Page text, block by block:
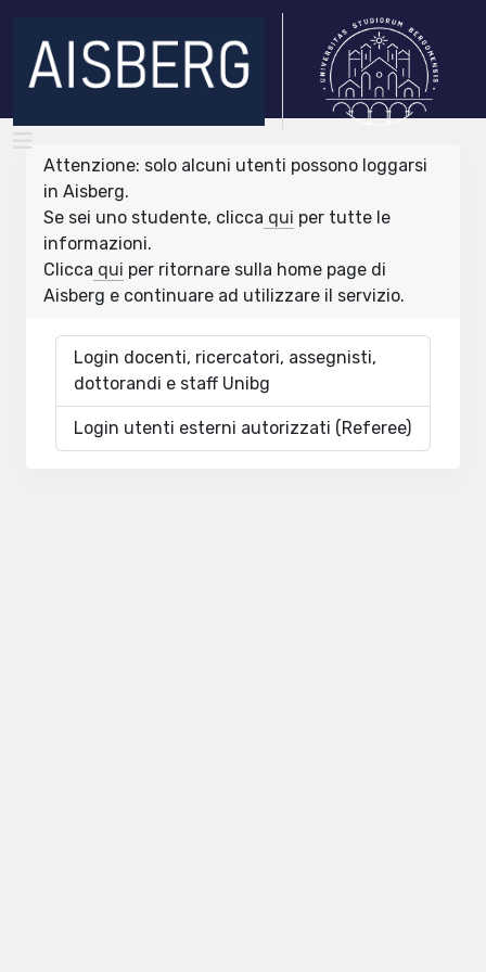
Attenzione: solo alcuni utenti possono loggarsi
in Aisberg.
Se sei uno studente, clicca qui per tutte le
informazioni.
Clicca qui per ritornare sulla home page di
Aisberg e continuare ad utilizzare il servizio.
Login docenti, ricercatori, assegnisti,
dottorandi e staff Unibg
Login utenti esterni autorizzati (Referee)